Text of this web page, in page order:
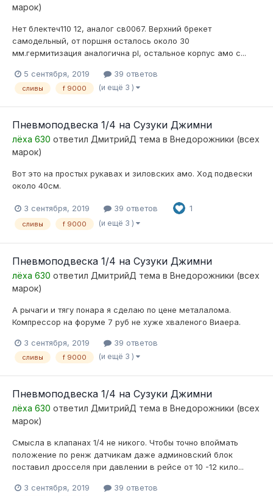
марок)
Нет блектеч110 12, аналог св0067. Верхний брекет
самодельный, от поршня осталось около 30
мм.гермитизация аналогична pl, остальное корпус амо с...
5 сентября, 2019 39 ответов
сливы f 9000 (и ещё 3 )
Пневмоподвеска 1/4 на Сузуки Джимни
лёха 630 ответил ДмитрийД тема в Внедорожники (всех
марок)
Вот это на простых рукавах и зиловских амо. Ход подвески
около 40см.
3 сентября, 2019 39 ответов 1
сливы f 9000 (и ещё 3 )
Пневмоподвеска 1/4 на Сузуки Джимни
лёха 630 ответил ДмитрийД тема в Внедорожники (всех
марок)
А рычаги и тягу понара я сделаю по цене металалома.
Компрессор на форуме 7 руб не хуже хваленого Виаера.
3 сентября, 2019 39 ответов
сливы f 9000 (и ещё 3 )
Пневмоподвеска 1/4 на Сузуки Джимни
лёха 630 ответил ДмитрийД тема в Внедорожники (всех
марок)
Смысла в клапанах 1/4 не никого. Чтобы точно впоймать
положение по ренж датчикам даже админовский блок
поставил дросселя при давлении в рейсе от 10 -12 кило...
3 сентября, 2019 39 ответов